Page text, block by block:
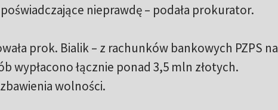
nieprawdę – podała prokurator.
prok. Bialik – z rachunków bankowych PZPS na
wypłacono łącznie ponad 3,5 mln złotych.
wolności.